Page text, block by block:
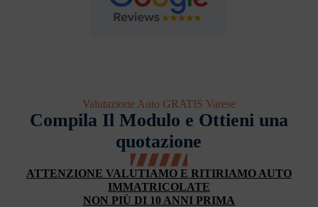
Valutazione Auto GRATIS Varese
Compila Il Modulo e Ottieni una
quotazione
ATTENZIONE VALUTIAMO E RITIRIAMO AUTO
IMMATRICOLATE
NON PIÙ DI 10 ANNI PRIMA